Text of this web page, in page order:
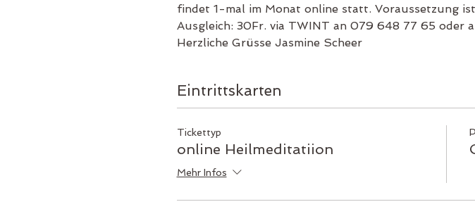
findet 1-mal im Monat online statt. Voraussetzung
Ausgleich: 30Fr. via TWINT an 079 648 77 65 oder
Herzliche Grüsse Jasmine Scheer
Eintrittskarten
Tickettyp
online Heilmeditatiion
Mehr Infos